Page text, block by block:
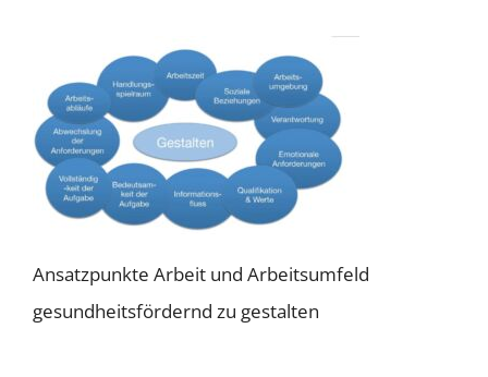
NACH:
Ansatzpunkte Arbeit und Arbeitsumfeld
gesundheitsfördernd zu gestalten